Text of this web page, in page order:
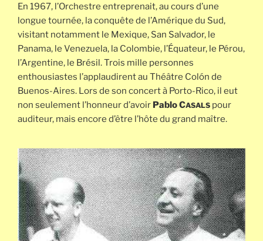
En 1967, l’Orchestre entreprenait, au cours d’une
longue tournée, la conquête de l’Amérique du Sud,
visitant notamment le Mexique, San Salvador, le
Panama, le Venezuela, la Colombie, l’Équateur, le Pérou,
l’Argentine, le Brésil. Trois mille personnes
enthousiastes l’applaudirent au Théâtre Colón de
Buenos-Aires. Lors de son concert à Porto-Rico, il eut
non seulement l’honneur d’avoir Pablo CASALS pour
auditeur, mais encore d’être l’hôte du grand maître.